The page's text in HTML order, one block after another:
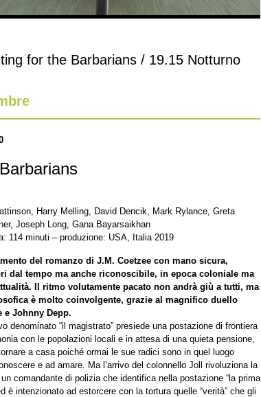
for the Barbarians / 19.15 Notturno
Harry Melling, David Dencik, Mark Rylance, Greta
Joseph Long, Gana Bayarsaikhan
114 minuti – produzione: USA, Italia 2019
del romanzo di J.M. Coetzee con mano sicura,
dal tempo ma anche riconoscibile, in epoca coloniale ma
Il ritmo volutamente pacato non andrà giù a tutti, ma
è molto coinvolgente, grazie al magnifico duello
e Johnny Depp.
denominato “il magistrato” presiede una postazione di frontiera
con le popolazioni locali e in attesa di una quieta pensione,
a casa poiché ormai le sue radici sono in quel luogo
e ad amare. Ma l’arrivo del colonnello Joll rivoluziona la
comandante di polizia che identifica nella postazione “la prima
è intenzionato ad estorcere con la tortura quelle “verità” che gli